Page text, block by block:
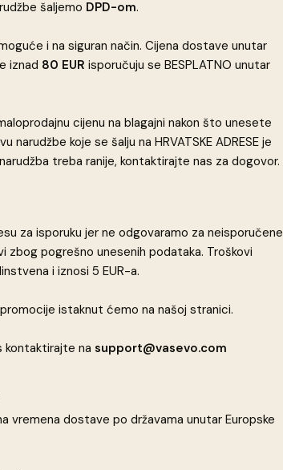
šaljemo DPD-om.
i na siguran način. Cijena dostave unutar
iznad 80 EUR isporučuju se BESPLATNO unutar
cijenu na blagajni nakon što unesete
koje se šalju na HRVATSKE ADRESE je
treba ranije, kontaktirajte nas za dogovor.
za isporuku jer ne odgovaramo za neisporučene
zbog pogrešno unesenih podataka. Troškovi
i iznosi 5 EUR-a.
istaknut ćemo na našoj stranici.
kontaktirajte na support@vasevo.com
vremena dostave po državama unutar Europske